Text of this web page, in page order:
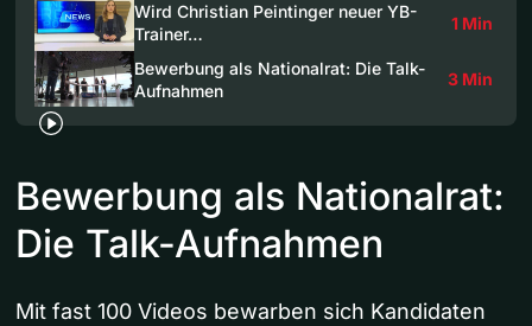
Wird Christian Peintinger neuer YB-
Trainer…
1 Min
Bewerbung als Nationalrat: Die Talk-
Aufnahmen
3 Min
Bewerbung als Nationalrat:
Die Talk-Aufnahmen
Mit fast 100 Videos bewarben sich Kandidaten